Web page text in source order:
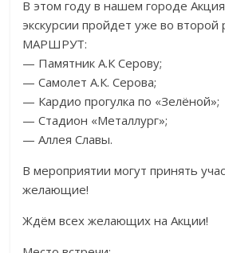
В этом году в нашем городе
экскурсии пройдет уже во второй
МАРШРУТ:
— Памятник А.К Серову;
— Самолет А.К. Серова;
— Кардио прогулка по «Зелёной»;
— Стадион «Металлург»;
— Аллея Славы.
В мероприятии могут принять
желающие!
Ждём всех желающих на Акции!